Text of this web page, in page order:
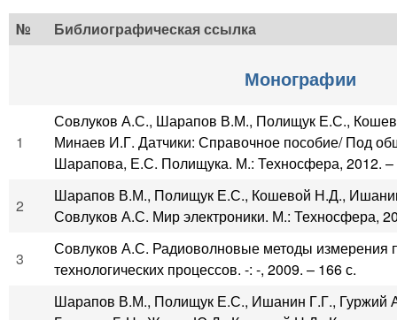
№ Библиографическая ссылка
Монографии
1
Совлуков А.С., Шарапов В.М., Полищук Е.С.,
Минаев И.Г. Датчики: Справочное пособие/ Под
Шарапова, Е.С. Полищука. М.: Техносфера, 2012. –
2
Шарапов В.М., Полищук Е.С., Кошевой Н.Д.,
Совлуков А.С. Мир электроники. М.: Техносфера,
3
Совлуков А.С. Радиоволновые методы измерения
технологических процессов. -: -, 2009. – 166 с.
Шарапов В.М., Полищук Е.С., Ишанин Г.Г., Гуржий